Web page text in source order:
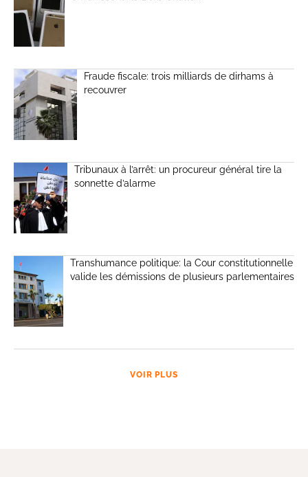
Fraude fiscale: trois milliards de dirhams à
recouvrer
Tribunaux à l’arrêt: un procureur général tire la
sonnette d’alarme
Transhumance politique: la Cour constitutionnelle
valide les démissions de plusieurs parlementaires
VOIR PLUS